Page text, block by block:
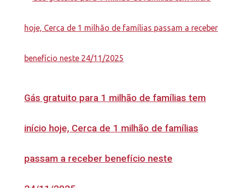
Gás gratuito para 1 milhão de famílias tem
início hoje, Cerca de 1 milhão de famílias
passam a receber benefício neste